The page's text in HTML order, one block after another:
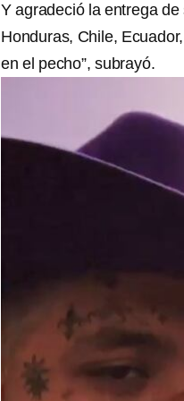
Y agradeció la entrega
Honduras, Chile,
en el pecho”, subrayó.